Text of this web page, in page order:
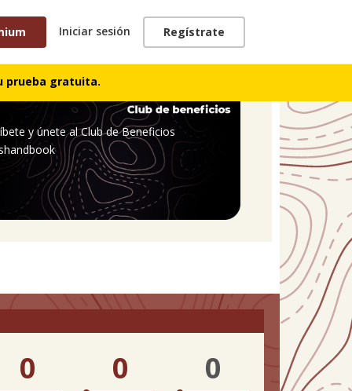
Iniciar sesión Regístrate
prueba gratuita.
y únete al Club de Beneficios
0 0 0